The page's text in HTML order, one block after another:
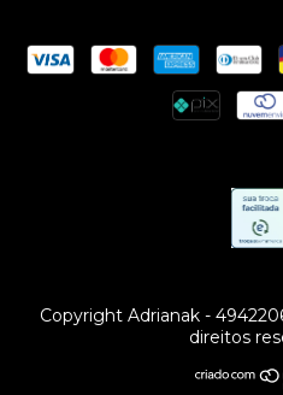
Copyright Adrianak -
direitos